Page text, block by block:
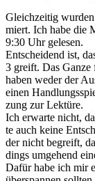
Gleich­zei­tig
miert. Ich habe die
9:30 Uhr gele­sen.
Ent­schei­dend ist,
3 greift. Das Gan­ze
haben weder der
einen
zung zur Lek­tü­re.
Ich erwar­te nicht,
te auch kei­ne
der nicht begreift,
dings umge­hend
Dafür habe ich mir